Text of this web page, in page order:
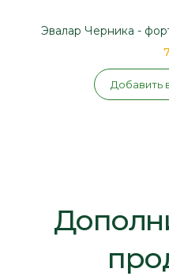
Эвалар Черника -
Добавить